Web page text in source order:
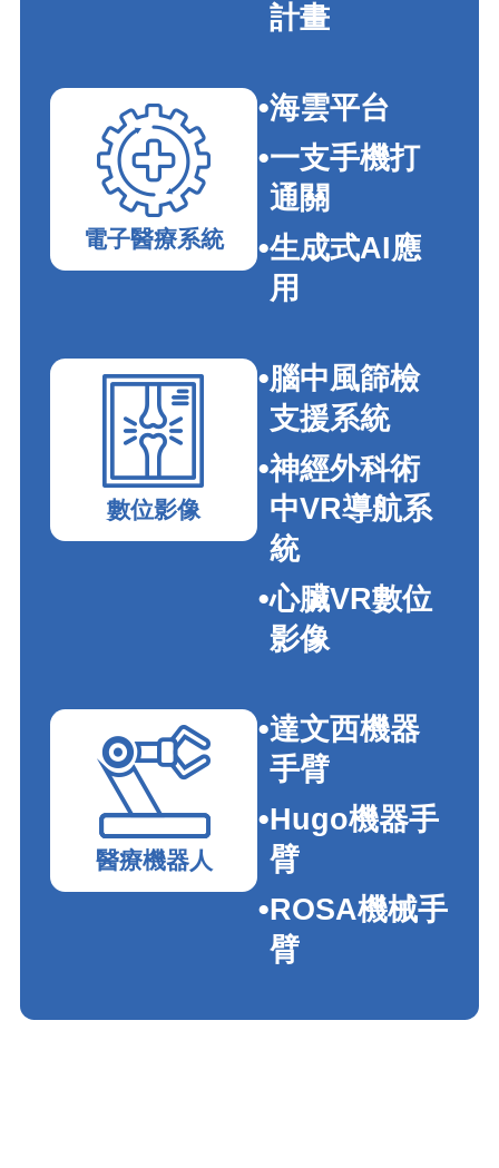
計畫
電子醫療系統
海雲平台
一支手機打
通關
生成式AI應
用
數位影像
腦中風篩檢
支援系統
神經外科術
中VR導航系
統
心臟VR數位
影像
醫療機器人
達文西機器
手臂
Hugo機器手
臂
ROSA機械手
臂